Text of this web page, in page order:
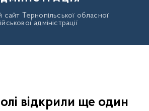
сайт Тернопільської обласної
адміністрації
відкрили ще один